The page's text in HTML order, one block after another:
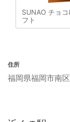
SUNAO チョコ
フト
住所
福岡県福岡市南